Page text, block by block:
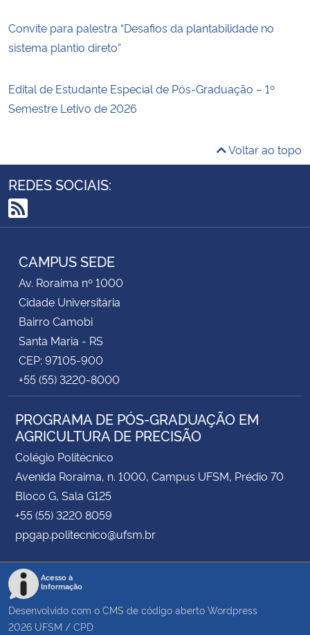
Convite para palestra “Desafios da plantabilidade no
sistema plantio direto”
Edital de Estudante Especial de Pós-Graduação – 1º
Semestre Letivo de 2026
Voltar ao topo
REDES SOCIAIS:
RSS
CAMPUS SEDE
Av. Roraima nº 1000
Cidade Universitária
Bairro Camobi
Santa Maria - RS
CEP: 97105-900
+55 (55) 3220-8000
PROGRAMA DE PÓS-GRADUAÇÃO EM
AGRICULTURA DE PRECISÃO
Colégio Politécnico
Avenida Roraima, n. 1000, Campus UFSM, Prédio 70
Bloco G, Sala G125
+55 (55) 3220 8059
ppgap.politecnico@ufsm.br
Acesso à
Informação
Desenvolvido com o CMS de código aberto Wordpress
2026 UFSM / CPD